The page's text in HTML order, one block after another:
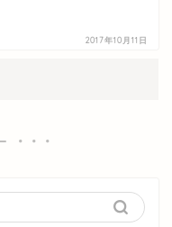
2017年10月11日